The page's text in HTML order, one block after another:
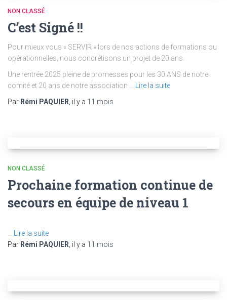
NON CLASSÉ
C’est Signé !!
Pour mieux vous « SERVIR » lors de nos actions de formations ou
opérationnelles, nous concrétisons un projet de 20 ans.
Une rentrée 2025 pleine de promesses pour les 30 ANS de notre
comité et 20 ans de notre association …
Lire la suite
Par Rémi PAQUIER , il y a 11 mois
NON CLASSÉ
Prochaine formation continue de
secours en équipe de niveau 1
Lire la suite
Par Rémi PAQUIER , il y a 11 mois